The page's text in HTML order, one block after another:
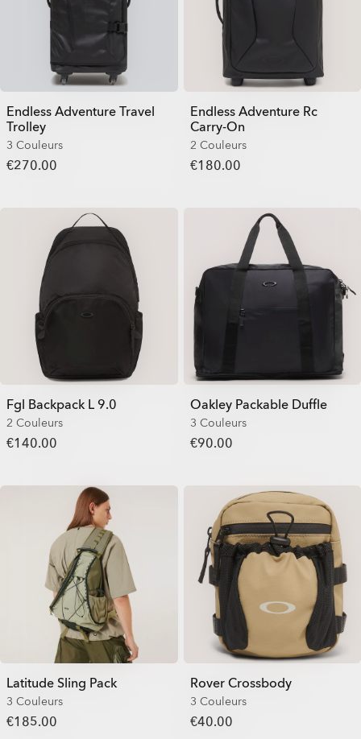
Endless Adventure Travel
Trolley
3 Couleurs
€270.00
Endless Adventure Rc
Carry-On
2 Couleurs
€180.00
Fgl Backpack L 9.0
2 Couleurs
€140.00
Oakley Packable Duffle
3 Couleurs
€90.00
Latitude Sling Pack
3 Couleurs
€185.00
Rover Crossbody
3 Couleurs
€40.00